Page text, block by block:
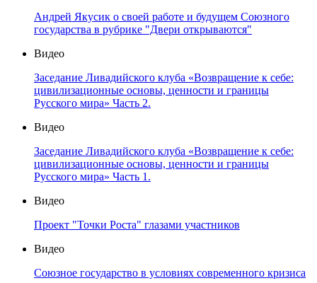
Андрей Якусик о своей работе и будущем Союзного
государства в рубрике "Двери открываются"
Видео
Заседание Ливадийского клуба «Возвращение к себе:
цивилизационные основы, ценности и границы
Русского мира» Часть 2.
Видео
Заседание Ливадийского клуба «Возвращение к себе:
цивилизационные основы, ценности и границы
Русского мира» Часть 1.
Видео
Проект "Точки Роста" глазами участников
Видео
Союзное государство в условиях современного кризиса